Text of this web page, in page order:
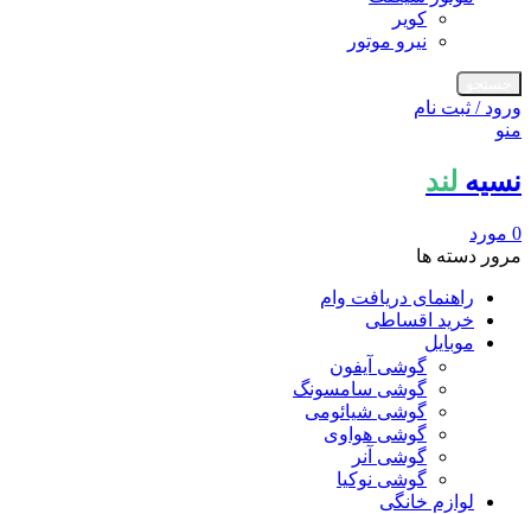
کویر
نیرو موتور
ورود / ثبت نام
منو
نسیه لند
0 مورد
مرور دسته ها
راهنمای دریافت وام
خرید اقساطی
موبایل
گوشی آیفون
گوشی سامسونگ
گوشی شیائومی
گوشی هواوی
گوشی آنر
گوشی نوکیا
لوازم خانگی